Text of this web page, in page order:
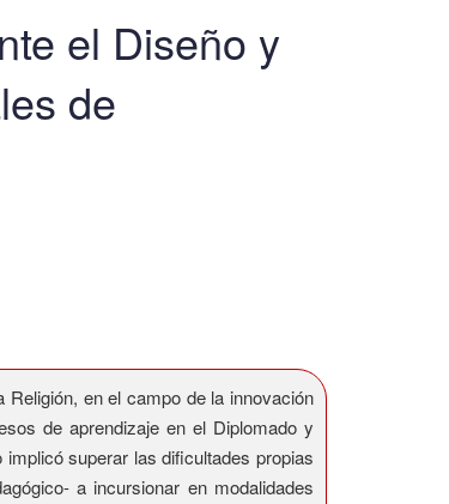
el Diseño y
de
en el campo de la innovación
de aprendizaje en el Diplomado y
superar las dificultades propias
a incursionar en modalidades